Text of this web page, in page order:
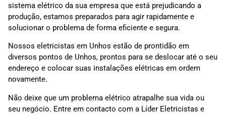
sistema elétrico da sua empresa que está prejudicando a
produção, estamos preparados para agir rapidamente e
solucionar o problema de forma eficiente e segura.
Nossos eletricistas em Unhos estão de prontidão em
diversos pontos de Unhos, prontos para se deslocar até o seu
endereço e colocar suas instalações elétricas em ordem
novamente.
Não deixe que um problema elétrico atrapalhe sua vida ou
seu negócio. Entre em contacto com a Líder Eletricistas e